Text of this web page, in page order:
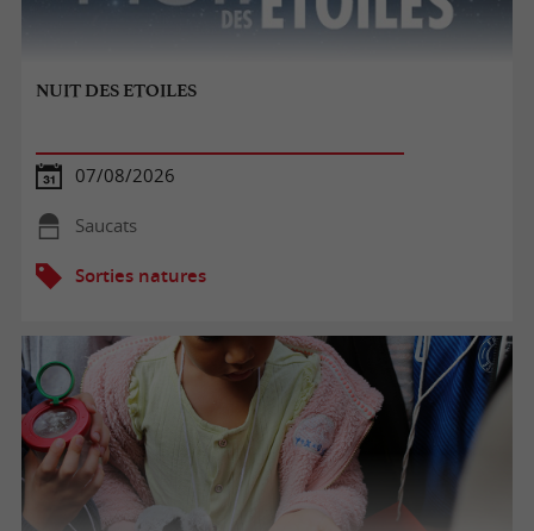
NUIT DES ETOILES
07/08/2026
Saucats
Sorties natures